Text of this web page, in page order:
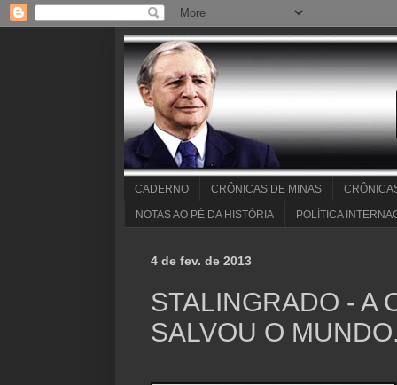
CADERNO CRÔNICAS DE MINAS
NOTAS AO PÉ DA HISTÓRIA POLÍTICA
4 de fev. de 2013
STALINGRADO - A
SALVOU O